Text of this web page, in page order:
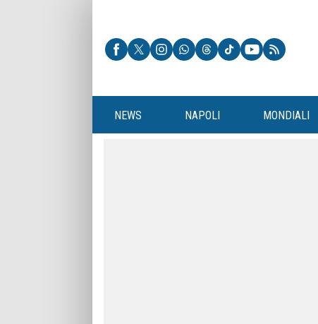
NEWS NAPOLI MONDIALI